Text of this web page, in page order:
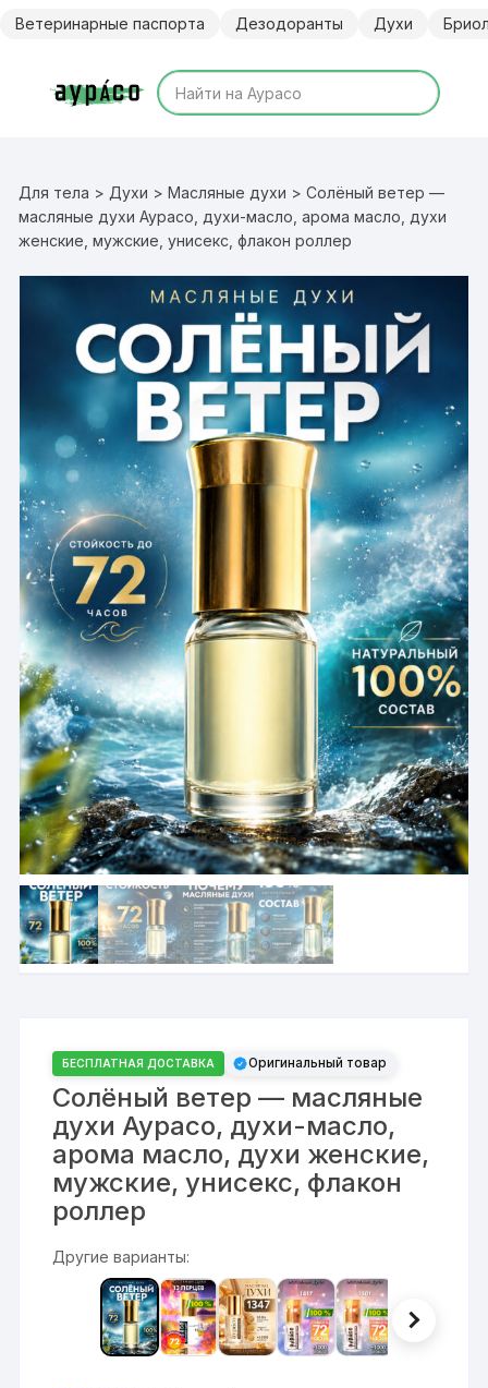
Ветеринарные паспорта Дезодоранты Духи
Для тела > Духи >Масляные духи > Солёный ветер —
масляные духи Аурасо, духи-масло, арома масло, духи
женские, мужские, унисекс, флакон роллер
БЕСПЛАТНАЯ ДОСТАВКА Оригинальный товар
Солёный ветер — масляные
духи Аурасо, духи-масло,
арома масло, духи женские,
мужские, унисекс, флакон
роллер
Другие варианты: